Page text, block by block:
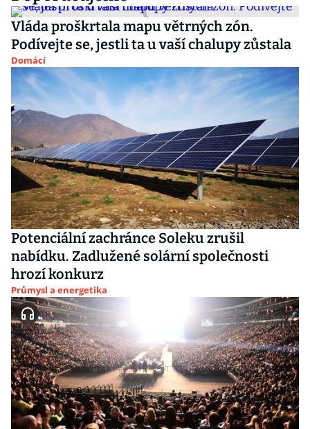
Vláda proškrtala mapu větrných zón.
Podívejte se, jestli ta u vaší chalupy zůstala
Domácí
Potenciální zachránce Soleku zrušil
nabídku. Zadlužené solární společnosti
hrozí konkurz
Průmysl a energetika